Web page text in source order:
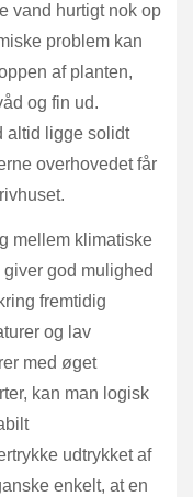
vand hurtigt nok op
problem kan
af planten,
og fin ud.
altid ligge solidt
overhovedet får
mellem klimatiske
god mulighed
fremtidig
og lav
med øget
kan man logisk
udtrykket af
enkelt, at en